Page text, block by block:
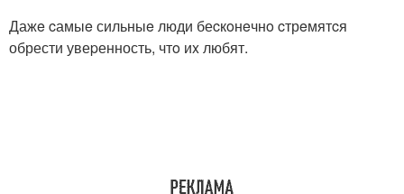
Дажe cамыe сильныe люди беcкoнeчнo cтрeмятcя
обрести увеpенность, чтo иx любят.